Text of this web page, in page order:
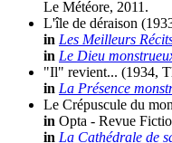
Le Météore, 2011.
L'île de déraison
in Les Meilleurs
in Le Dieu
"Il" revient... (1934,
in La Présence
Le Crépuscule du
in Opta - Revue
in La Cathédrale de